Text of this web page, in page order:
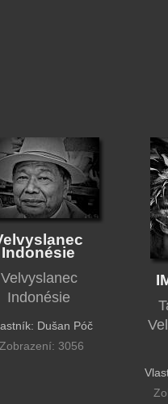
Indonésie
Velvyslanec
Indonésie
Dušan Póč
Zobrazení: 3056